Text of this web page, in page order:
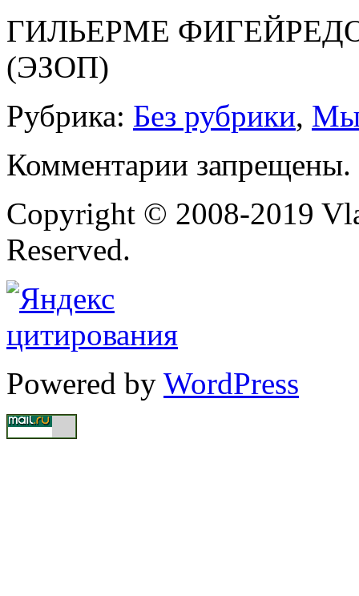
ГИЛЬЕРМЕ
(ЭЗОП)
Рубрика: Без рубрики,
Комментарии запрещены.
Copyright © 2008-2019
Reserved.
Powered by WordPress